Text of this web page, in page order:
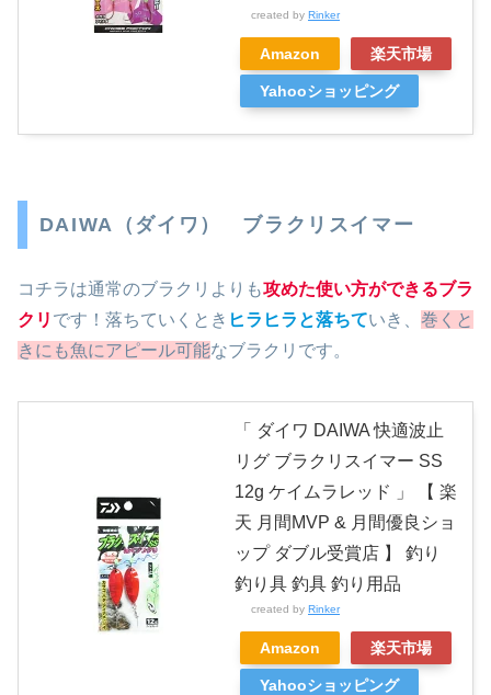
created by Rinker
Amazon 楽天市場
Yahooショッピング
DAIWA（ダイワ） ブラクリスイマー
コチラは通常のブラクリよりも攻めた使い方ができるブラ
クリ です！落ちていくとき ヒラヒラと落ちていき、 巻くと
きにも魚にアピール可能なブラクリです。
「 ダイワ DAIWA 快適波止
リグ ブラクリスイマー SS
12g ケイムラレッド 」 【 楽
天 月間MVP & 月間優良ショ
ップ ダブル受賞店 】 釣り
釣り具 釣具 釣り用品
created by Rinker
Amazon 楽天市場
Yahooショッピング